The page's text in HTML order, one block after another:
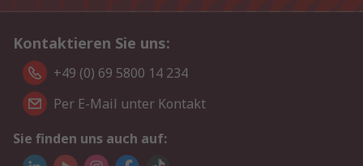
Kontaktieren Sie uns:
+49 (0) 69 5800 14 234
Per E-Mail unter Kontakt
Sie finden uns auch auf: